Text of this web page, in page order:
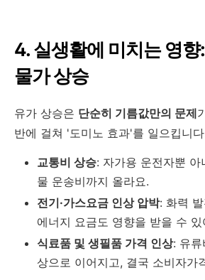
4. 실생활에 미치는 영
물가 상승
유가 상승은 단순히 기름값만의 문제
반에 걸쳐 '도미노 효과'를 일으킵니
교통비 상승: 자가용 운전자뿐
물 운송비까지 올라요.
전기·가스요금 인상 압박: 화력
에너지 요금도 영향을 받을 수 있
식료품 및 생필품 가격 인상: 유류
상으로 이어지고, 결국 소비자가